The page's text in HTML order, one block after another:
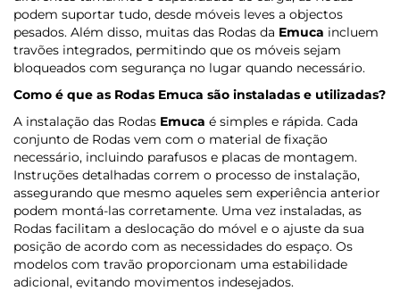
podem suportar tudo, desde móveis leves a objectos
pesados. Além disso, muitas das Rodas da Emuca incluem
travões integrados, permitindo que os móveis sejam
bloqueados com segurança no lugar quando necessário.
Como é que as Rodas Emuca são instaladas e utilizadas?
A instalação das Rodas Emuca é simples e rápida. Cada
conjunto de Rodas vem com o material de fixação
necessário, incluindo parafusos e placas de montagem.
Instruções detalhadas correm o processo de instalação,
assegurando que mesmo aqueles sem experiência anterior
podem montá-las corretamente. Uma vez instaladas, as
Rodas facilitam a deslocação do móvel e o ajuste da sua
posição de acordo com as necessidades do espaço. Os
modelos com travão proporcionam uma estabilidade
adicional, evitando movimentos indesejados.